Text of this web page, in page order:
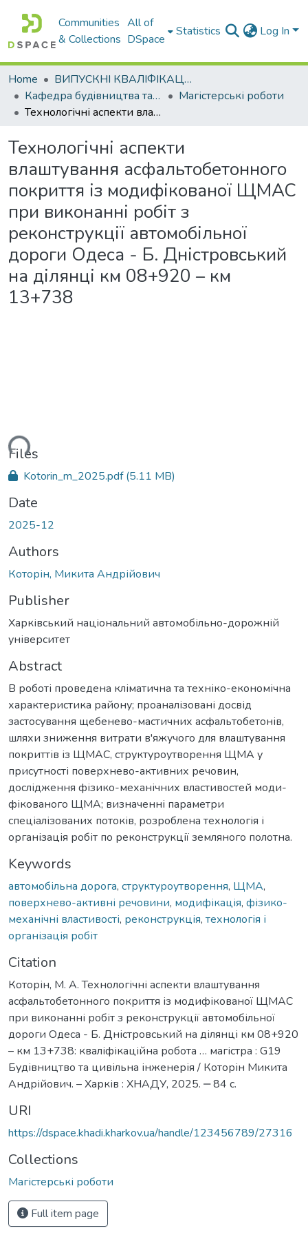
Communities
& Collections
All of
DSpace
Statistics Log In
Home
ВИПУСКНІ КВАЛІФІКАЦІЙНІ РОБОТИ
Кафедра будiвництва та експлуатацiї автомобiльних дорiг
Магістерські роботи
Технологічні аспекти влаштування асфальтобетонного покриття із модифікованої ЩМАС при виконанні робіт з реконструкції автомобільної дороги Одеса - Б. Дністровський на ділянці км 08+920 – км 13+738
Технологічні аспекти
влаштування асфальтобетонного
покриття із модифікованої ЩМАС
при виконанні робіт з
реконструкції автомобільної
дороги Одеса - Б. Дністровський
на ділянці км 08+920 – км
13+738
Files
Kotorin_m_2025.pdf(5.11 MB)
Date
2025-12
Authors
Которін, Микита Андрійович
Publisher
Харківський національний автомобільно-дорожній
університет
Abstract
В роботі проведена кліматична та техніко-економічна
характеристика району; проаналізовані досвід
застосування щебенево-мастичних асфальтобетонів,
шляхи зниження витрати в'яжучого для влаштування
покриттів із ЩМАС, структуроутворення ЩМА у
присутності поверхнево-активних речовин,
дослідження фізико-механічних властивостей моди-
фікованого ЩМА; визначенні параметри
спеціалізованих потоків, розроблена технологія і
організація робіт по реконструкції земляного полотна.
Keywords
автомобільна дорога, структуроутворення, ЩМА,
поверхнево-активні речовини, модифікація, фізико-
механічні властивості, реконструкція, технологія і
організація робіт
Citation
Которін, М. А. Технологічні аспекти влаштування
асфальтобетонного покриття із модифікованої ЩМАС
при виконанні робіт з реконструкції автомобільної
дороги Одеса - Б. Дністровський на ділянці км 08+920
– км 13+738: кваліфікаційна робота … магістра : G19
Будівництво та цивільна інженерія / Которін Микита
Андрійович. – Харків : ХНАДУ, 2025. ‒ 84 c.
URI
https://dspace.khadi.kharkov.ua/handle/123456789/27316
Collections
Магістерські роботи
Full item page